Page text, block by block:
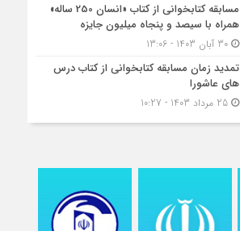
مسابقه کتاب‎خوانی از کتاب «انسان 250 ساله»
همراه با سیصد و پنجاه میلیون جایزه
30 آبان 1403 - 13:06
تمدید زمان مسابقه کتابخوانی از کتاب درس
های عاشورا
25 مرداد 1403 - 10:27